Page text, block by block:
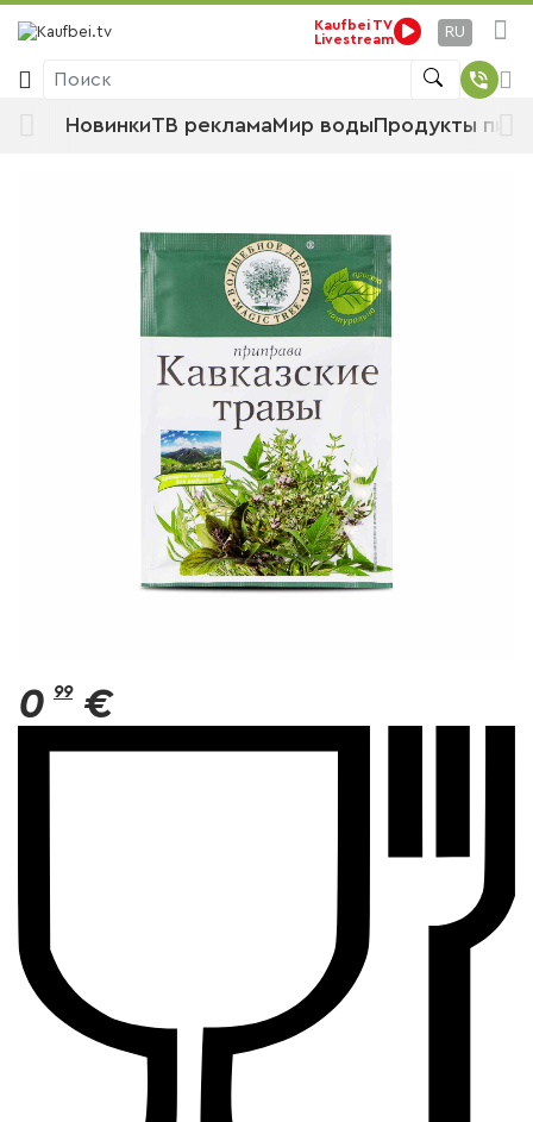
Kaufbei TV
Livestream
RU
Поиск
НовинкиТВ рекламаМир водыПродукты
Стартовая страница
Пряности
Волшебное дерево Кавказские травы,
0 99 €